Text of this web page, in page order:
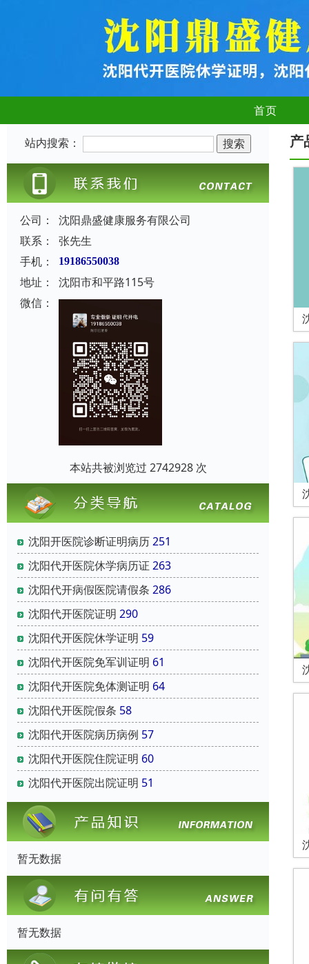
首页
站内搜索：
公司：
沈阳鼎盛健康服务有限公司
联系：
张先生
手机：
19186550038
地址：
沈阳市和平路115号
微信：
本站共被浏览过 2742928 次
沈阳开医院诊断证明病历251
沈阳代开医院休学病历证 263
沈阳代开病假医院请假条 286
沈阳代开医院证明 290
沈阳代开医院休学证明 59
沈阳代开医院免军训证明 61
沈阳代开医院免体测证明 64
沈阳代开医院假条 58
沈阳代开医院病历病例 57
沈阳代开医院住院证明 60
沈阳代开医院出院证明 51
暂无数据
暂无数据
产